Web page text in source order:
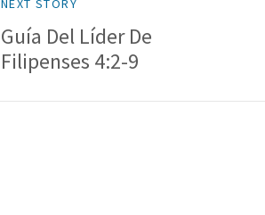
NEXT STORY
Guía Del Líder De
Filipenses 4:2-9